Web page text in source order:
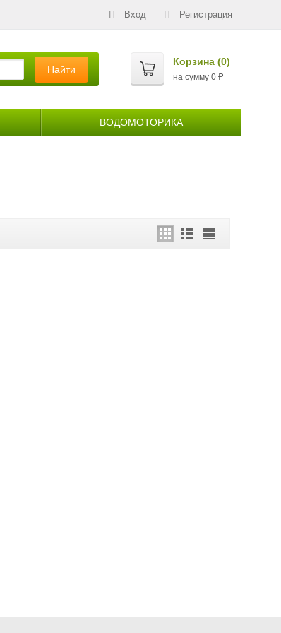
Вход Регистрация
Найти
Корзина (0)
на сумму 0 ₽
ВОДОМОТОРИКА